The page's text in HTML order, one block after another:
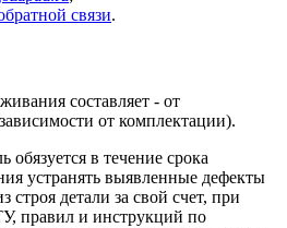
связи.
составляет - от
от комплектации).
обязуется в течение срока
устранять выявленные дефекты
детали за свой счет, при
правил и инструкций по